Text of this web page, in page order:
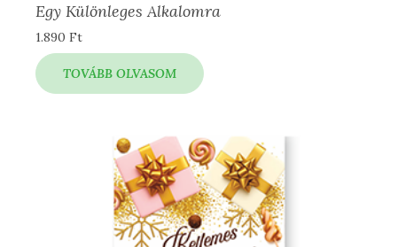
Egy Különleges Alkalomra
1.890 Ft
TOVÁBB OLVASOM